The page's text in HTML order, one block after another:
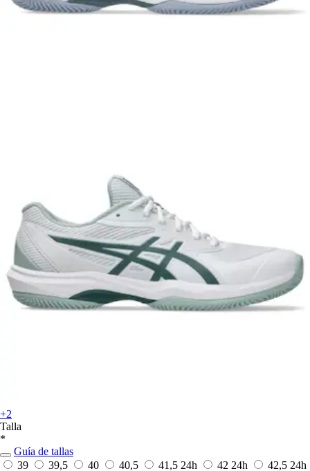
+2
Talla
*
Guía de tallas
39
39,5 40 40,5 41,5 24h 42 24h 42,5 24h